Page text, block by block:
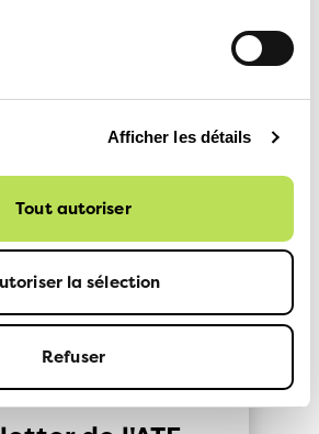
Afficher les détails
Tout autoriser
la sélection
Refuser
de l'ATE
la mobilité durable, des
ATE